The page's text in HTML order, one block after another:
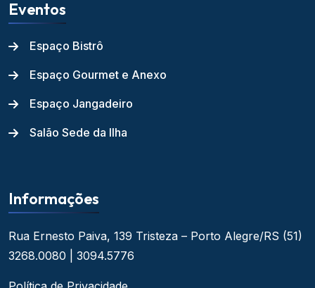
Eventos
Espaço Bistrô
Espaço Gourmet e Anexo
Espaço Jangadeiro
Salão Sede da Ilha
Informações
Rua Ernesto Paiva, 139 Tristeza – Porto Alegre/RS (51)
3268.0080 | 3094.5776